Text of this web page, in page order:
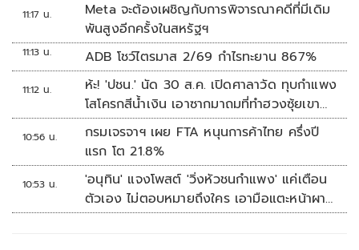
11:17 น.
Meta จะต้องเผชิญกับการพิจารณาคดีที่มีเดิม
พันสูงอีกครั้งในสหรัฐฯ
11:13 น. ADB โชว์ไตรมาส 2/69 กำไรทะยาน 867%
11:12 น.
ห้ะ! 'ปชน.' นัด 30 ส.ค. เปิดศาลาวัด ทุบกำแพง
โสโครกสีน้ำเงิน เอาซากมาถมที่ทำฮวงซุ้ยเขา
กระโดง
10:56 น.
กรมเจรจาฯ เผย FTA หนุนการค้าไทย ครึ่งปี
แรก โต 21.8%
10:53 น.
'อนุทิน' แจงโพสต์ 'วิ่งหัวชนกำแพง' แค่เตือน
ตัวเอง ไม่ตอบหมายถึงใคร เอามือแตะหน้าผา
กบอก 'หัวโน'